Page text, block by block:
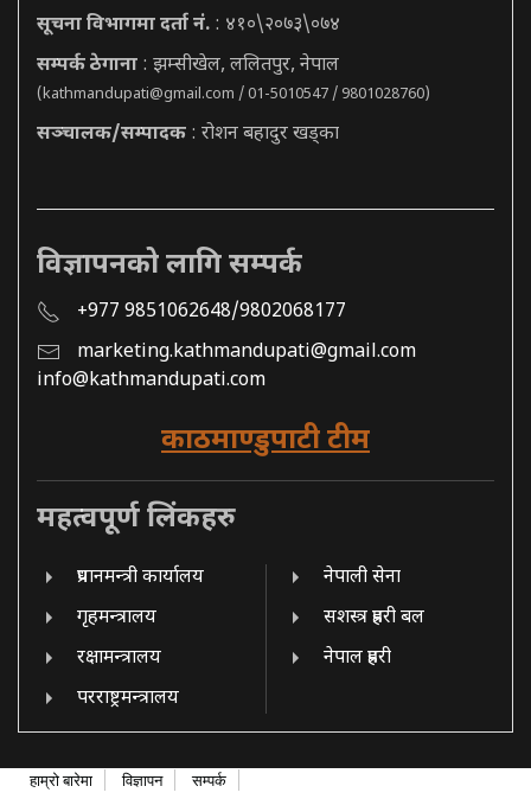
सूचना विभागमा दर्ता नं. : ४१०\२०७३\०७४
सम्पर्क ठेगाना : झम्सीखेल, ललितपुर, नेपाल
(kathmandupati@gmail.com / 01-5010547 / 9801028760)
सञ्चालक/सम्पादक : रोशन बहादुर खड्का
विज्ञापनको लागि सम्पर्क
+977 9851062648/9802068177
marketing.kathmandupati@gmail.com
info@kathmandupati.com
काठमाण्डुपाटी टीम
महत्वपूर्ण लिंकहरु
प्रधानमन्त्री कार्यालय
गृहमन्त्रालय
रक्षामन्त्रालय
परराष्ट्रमन्त्रालय
नेपाली सेना
सशस्त्र प्रहरी बल
नेपाल प्रहरी
हाम्रो बारेमा विज्ञापन सम्पर्क